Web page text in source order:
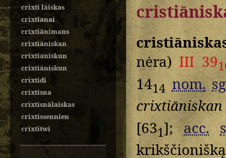
crixti lāiskas
crixtianai
crixtiānimans
crixtiāniskan
crixtianiskun
crixtiāniskun
crixtidi
crixtisna
crixtisnālaiskas
crixtissennien
crixtitwi
nėra)III 39
1414 nom.
crixtiāniskan
[631];acc.